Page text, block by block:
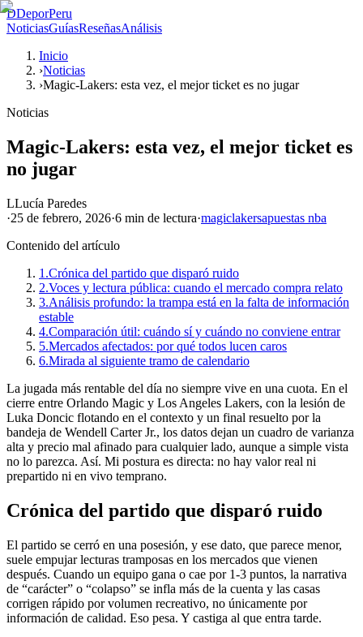
DDeporPeru
NoticiasGuíasReseñasAnálisis
Inicio
›Noticias
›Magic-Lakers: esta vez, el mejor ticket es no jugar
Noticias
Magic-Lakers: esta vez, el mejor ticket es
no jugar
LLucía Paredes
·25 de febrero, 2026·6 min de lectura·magiclakersapuestas nba
Contenido del artículo
1.Crónica del partido que disparó ruido
2.Voces y lectura pública: cuando el mercado compra relato
3.Análisis profundo: la trampa está en la falta de información
estable
4.Comparación útil: cuándo sí y cuándo no conviene entrar
5.Mercados afectados: por qué todos lucen caros
6.Mirada al siguiente tramo de calendario
La jugada más rentable del día no siempre vive en una cuota. En el
cierre entre Orlando Magic y Los Angeles Lakers, con la lesión de
Luka Doncic flotando en el contexto y un final resuelto por la
bandeja de Wendell Carter Jr., los datos dejan un cuadro de varianza
alta y precio mal afinado para cualquier lado, aunque a simple vista
no lo parezca. Así. Mi postura es directa: no hay valor real ni
prepartido ni en vivo temprano.
Crónica del partido que disparó ruido
El partido se cerró en una posesión, y ese dato, que parece menor,
suele empujar lecturas tramposas en los mercados que vienen
después. Cuando un equipo gana o cae por 1-3 puntos, la narrativa
de “carácter” o “colapso” se infla más de la cuenta y las casas
corrigen rápido por volumen recreativo, no únicamente por
información de calidad. Eso pesa. Y castiga al que entra tarde.